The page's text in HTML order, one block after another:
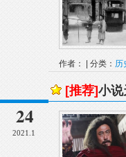
作者： | 分类： 历
24
2021.1
[推荐]小说